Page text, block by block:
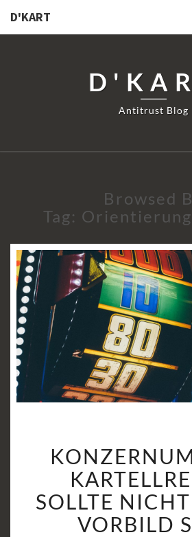
D'KART
Antitrust Blog
Browsed
Tag:
NICHT
IMMER
SOLLTE
VORBILD